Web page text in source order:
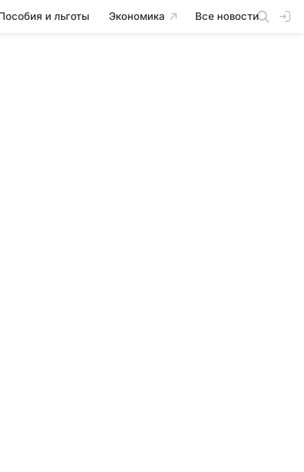
и льготы Экономика Все новости